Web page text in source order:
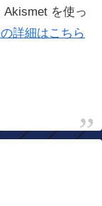
を使っ
詳細はこちら